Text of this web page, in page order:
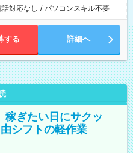
話対応なし / パソコンスキル不要
する 詳細へ
稼ぎたい日にサクッ
シフトの軽作業